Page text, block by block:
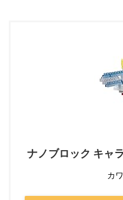
ナノブロック キャ
カ